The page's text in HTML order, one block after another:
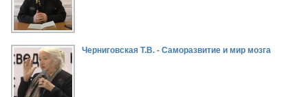
Черниговская Т.В. - Саморазвитие и мир мозга